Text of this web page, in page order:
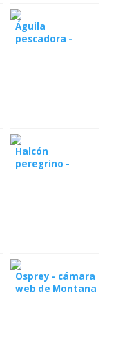
Águila
pescadora -
Halcón
peregrino -
Osprey - cámara
web de Montana